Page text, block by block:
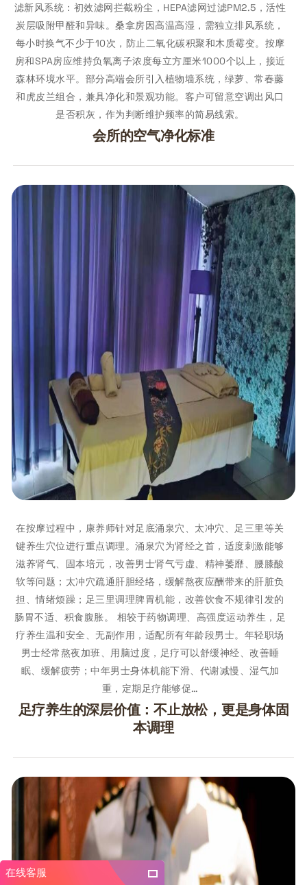
在线客服
滤新风系统：初效滤网拦截粉尘，HEPA滤网过滤PM2.5，活性
炭层吸附甲醛和异味。桑拿房因高温高湿，需独立排风系统，
每小时换气不少于10次，防止二氧化碳积聚和木质霉变。按摩
房和SPA房应维持负氧离子浓度每立方厘米1000个以上，接近
森林环境水平。部分高端会所引入植物墙系统，绿萝、常春藤
和虎皮兰组合，兼具净化和景观功能。客户可留意空调出风口
是否积灰，作为判断维护频率的简易线索。
会所的空气净化标准
在按摩过程中，康养师针对足底涌泉穴、太冲穴、足三里等关
键养生穴位进行重点调理。涌泉穴为肾经之首，适度刺激能够
滋养肾气、固本培元，改善男士肾气亏虚、精神萎靡、腰膝酸
软等问题；太冲穴疏通肝胆经络，缓解熬夜应酬带来的肝脏负
担、情绪烦躁；足三里调理脾胃机能，改善饮食不规律引发的
肠胃不适、积食腹胀。 相较于药物调理、高强度运动养生，足
疗养生温和安全、无副作用，适配所有年龄段男士。年轻职场
男士经常熬夜加班、用脑过度，足疗可以舒缓神经、改善睡
眠、缓解疲劳；中年男士身体机能下滑、代谢减慢、湿气加
重，定期足疗能够促…
足疗养生的深层价值：不止放松，更是身体固
本调理